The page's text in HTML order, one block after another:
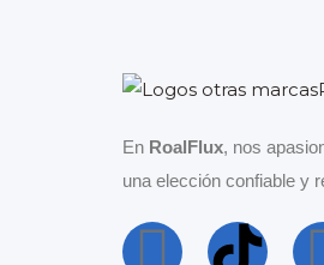
En RoalFlux, nos
una elección confiable y